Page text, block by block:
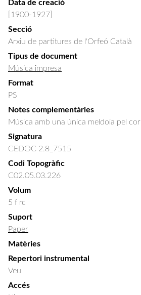
Data de creació
[1900-1927]
Secció
Arxiu de partitures de l'Orfeó Català
Tipus de document
Música impresa
Format
PS
Notes complementàries
Música amb una única meldoia pel cor
Signatura
CEDOC 2.8_7515
Codi Topogràfic
C02.05.03.226
Volum
5 f rc
Suport
Paper
Matèries
Repertori instrumental
Veu
Accés